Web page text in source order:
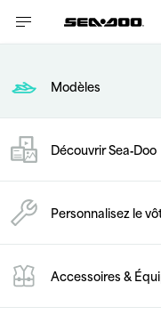
Modèles
Découvrir Sea‑Doo
Personnalisez le
Accessoires &
Modèles